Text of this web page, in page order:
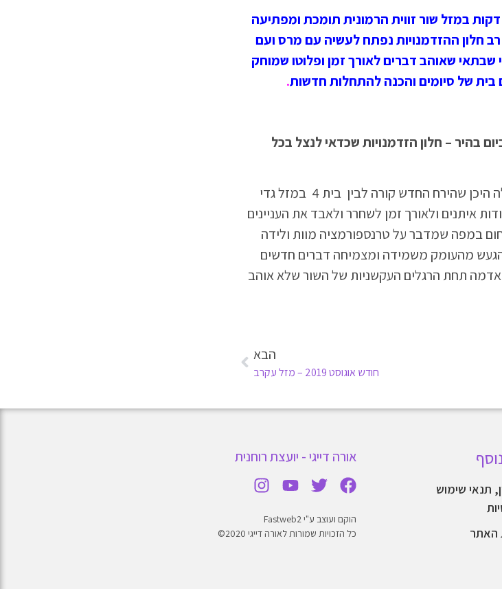
באוגוסט ירח חדש במזל בתולה 6 מעלות ו47 דקות כאשר אורנוס 6 מעלות 28 דקות במזל שור זווית הרמונית תומכת ומפתיעה
רב חלון ההזדמנויות נפתח לעשיה עם מרס ועם
שבתאי שאוהב דברים לאורך זמן ופלוטו שמוחק
.
בהיר – חלון הזדמנויות שכדאי לנצל בכל
למזל מאזניים הזרימה ההרמונית היא בין תחומי חיים שמדברים בין בית 12 מזל בתולה היכן שהירח החדש קורה לבין בית 4 במזל גדי
איתנים ולאורך זמן לשחרר ולאבד את העניינים
שמרניים. ובית 8 שמייצג את העומק והתחום במפה שמדבר על טרנספורמציה מוות ולידה
מהעומק משמידה ומצמיחה דברים חדשים
תחת הרגלים העקשניות של השור שלא אוהב
הבא
חודש אוגוסט 2019 – מזל עקרב
תנאי שימוש
האתר
אורה דייגי - יועצת רוחנית
הוקם ועוצב ע"י Fastweb2
כל הזכויות שמורות לאורה דייגי 2020©